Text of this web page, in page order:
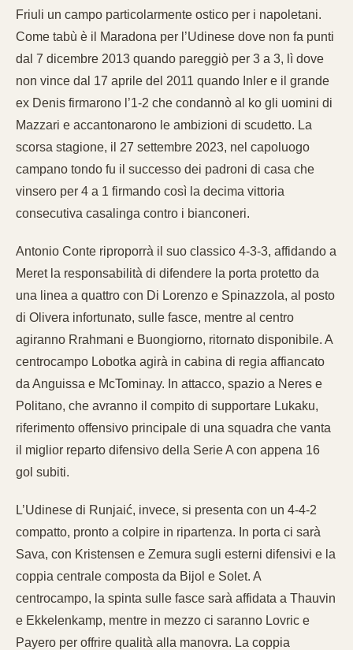
Friuli un campo particolarmente ostico per i napoletani.
Come tabù è il Maradona per l’Udinese dove non fa punti
dal 7 dicembre 2013 quando pareggiò per 3 a 3, lì dove
non vince dal 17 aprile del 2011 quando Inler e il grande
ex Denis firmarono l’1-2 che condannò al ko gli uomini di
Mazzari e accantonarono le ambizioni di scudetto. La
scorsa stagione, il 27 settembre 2023, nel capoluogo
campano tondo fu il successo dei padroni di casa che
vinsero per 4 a 1 firmando così la decima vittoria
consecutiva casalinga contro i bianconeri.
Antonio Conte riproporrà il suo classico 4-3-3, affidando a
Meret la responsabilità di difendere la porta protetto da
una linea a quattro con Di Lorenzo e Spinazzola, al posto
di Olivera infortunato, sulle fasce, mentre al centro
agiranno Rrahmani e Buongiorno, ritornato disponibile. A
centrocampo Lobotka agirà in cabina di regia affiancato
da Anguissa e McTominay. In attacco, spazio a Neres e
Politano, che avranno il compito di supportare Lukaku,
riferimento offensivo principale di una squadra che vanta
il miglior reparto difensivo della Serie A con appena 16
gol subiti.
L’Udinese di Runjaić, invece, si presenta con un 4-4-2
compatto, pronto a colpire in ripartenza. In porta ci sarà
Sava, con Kristensen e Zemura sugli esterni difensivi e la
coppia centrale composta da Bijol e Solet. A
centrocampo, la spinta sulle fasce sarà affidata a Thauvin
e Ekkelenkamp, mentre in mezzo ci saranno Lovric e
Payero per offrire qualità alla manovra. La coppia